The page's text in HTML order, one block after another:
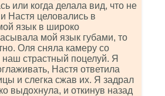
или когда делала вид, что не
Настя целовались в
язык в широко
мой язык губами, то
Оля сняла камеру со
страстный поцелуй. Я
Настя ответила
и слегка сжав их. Я задрал
выдохнула, и откинув назад